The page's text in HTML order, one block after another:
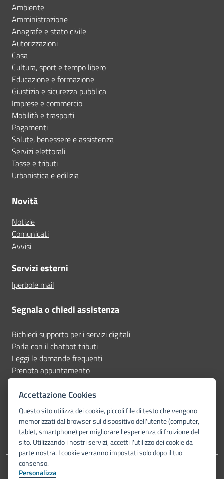
Ambiente
Amministrazione
Anagrafe e stato civile
Autorizzazioni
Casa
Cultura, sport e tempo libero
Educazione e formazione
Giustizia e sicurezza pubblica
Imprese e commercio
Mobilità e trasporti
Pagamenti
Salute, benessere e assistenza
Servizi elettorali
Tasse e tributi
Urbanistica e edilizia
Novità
Notizie
Comunicati
Avvisi
Servizi esterni
Iperbole mail
Segnala o chiedi assistenza
Richiedi supporto per i servizi digitali
Parla con il chatbot tributi
Leggi le domande frequenti
Prenota appuntamento
Segnala disservizio
Seguici su
Accettazione Cookies
Questo sito utilizza dei cookie, piccoli file di testo che vengono
memorizzati dal browser sul dispositivo dell'utente (computer,
tablet, smartphone) per migliorare l'esperienza di fruizione del
sito. Utilizzando i nostri servizi, accetti l'utilizzo dei cookie da
parte nostra. I cookie verranno impostati solo dopo il tuo
consenso.
Personalizza